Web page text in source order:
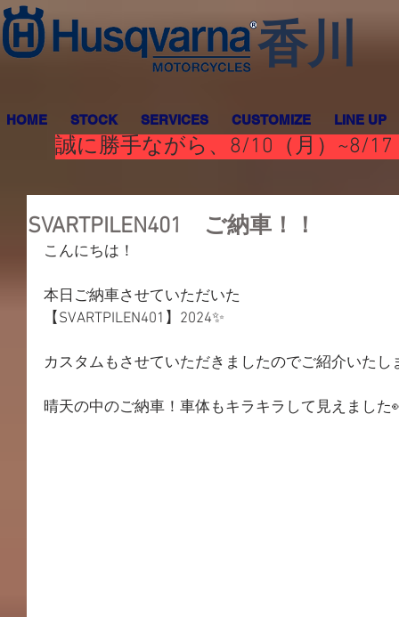
香川
HOME STOCK SERVICES CUSTOMIZE LINE UP
誠に勝手ながら、8/10（月）~8/
SVARTPILEN401 ご納車！！
こんにちは！
本日ご納車させていただいた
【SVARTPILEN401】2024✨
カスタムもさせていただきましたのでご紹介いたし
晴天の中のご納車！車体もキラキラして見えました